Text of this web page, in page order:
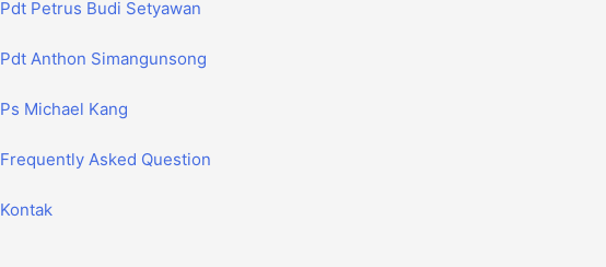
Pdt Petrus Budi Setyawan
Pdt Anthon Simangunsong
Ps Michael Kang
Frequently Asked Question
Kontak